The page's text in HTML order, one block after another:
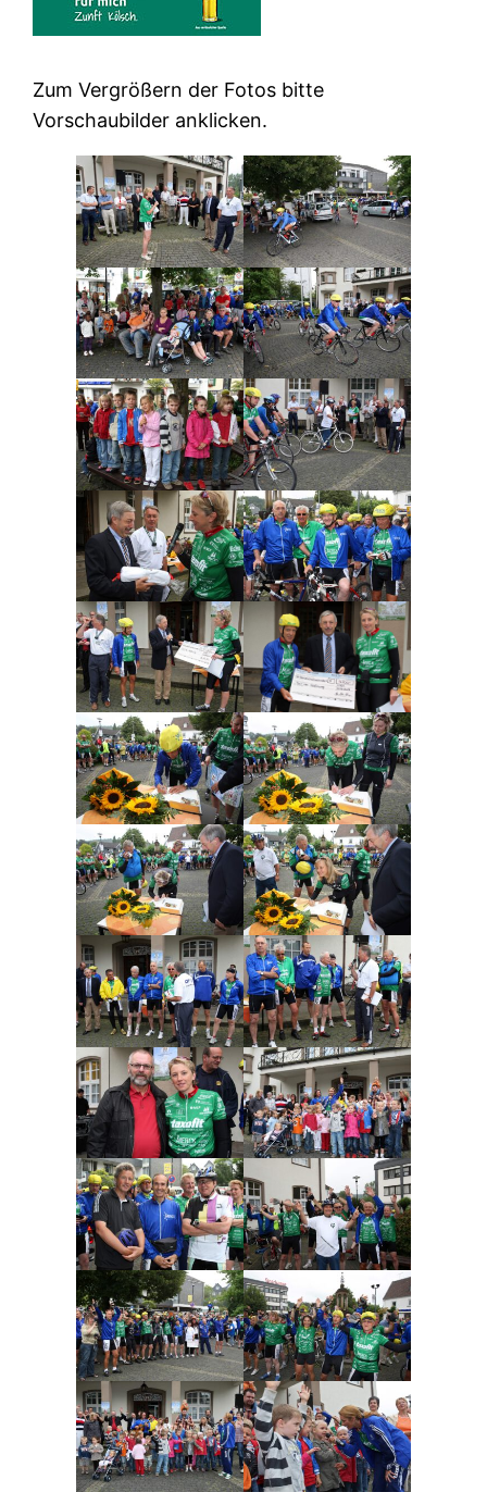
Zum Vergrößern der Fotos bitte
Vorschaubilder anklicken.